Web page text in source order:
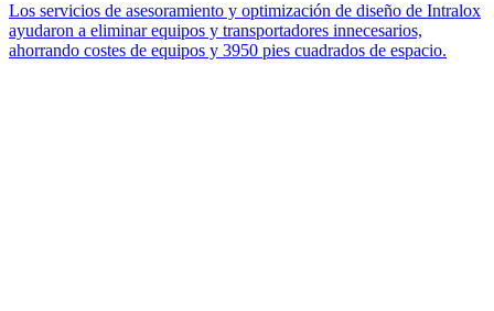
Los servicios de asesoramiento y optimización de diseño de Intralox
ayudaron a eliminar equipos y transportadores innecesarios,
ahorrando costes de equipos y 3950 pies cuadrados de espacio.